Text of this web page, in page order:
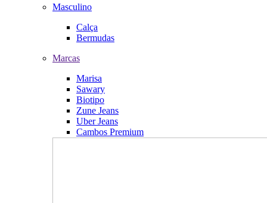
Masculino
Calça
Bermudas
Marcas
Marisa
Sawary
Biotipo
Zune Jeans
Uber Jeans
Cambos Premium